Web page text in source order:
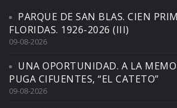
PARQUE DE SAN BLAS. CIEN
FLORIDAS. 1926-2026 (III)
09-08-2026
UNA OPORTUNIDAD. A LA
PUGA CIFUENTES, “EL CATETO”
09-08-2026